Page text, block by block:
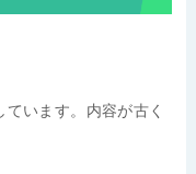
います。内容が古く